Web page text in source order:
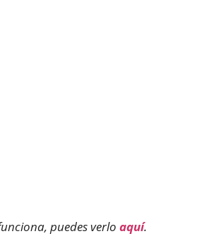
puedes verlo aquí.